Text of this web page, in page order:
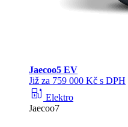
Jaecoo5 EV
Již za 759 000 Kč s DPH
ev_station Elektro
Jaecoo7